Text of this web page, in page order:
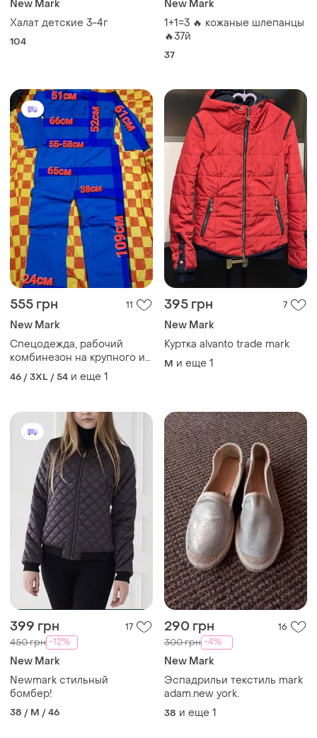
New Mark
Халат детские 3-4г
104
New Mark
1+1=3 🔥 кожаные шлепанцы
🔥37й
37
555 грн 11
New Mark
Спецодежда, рабочий
комбинезон на крупного и
высокого мужчину,
спецовка, роба батал
46 / 3XL / 54 и еще 1
395 грн 7
New Mark
Куртка alvanto trade mark
M и еще 1
399 грн 17
450 грн -12%
New Mark
Newmark стильный
бомбер!
38 / M / 46
290 грн 16
300 грн -4%
New Mark
Эспадрильи текстиль mark
adam.new york.
38 и еще 1